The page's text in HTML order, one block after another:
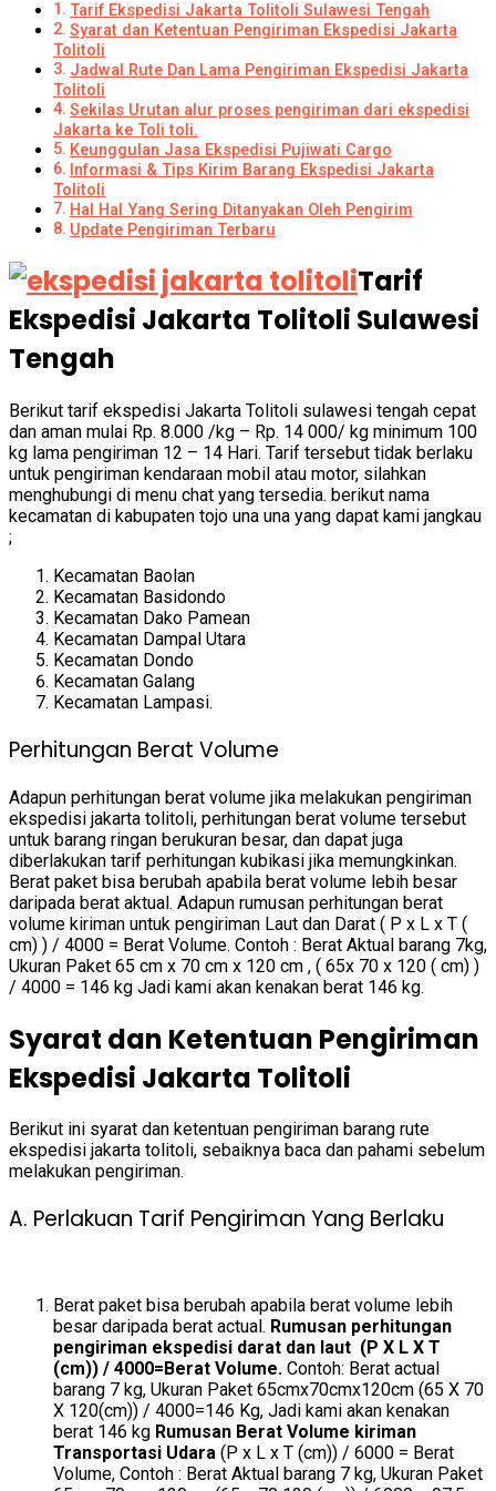
Tarif Ekspedisi Jakarta Tolitoli Sulawesi Tengah
Syarat dan Ketentuan Pengiriman Ekspedisi Jakarta
Tolitoli
Jadwal Rute Dan Lama Pengiriman Ekspedisi Jakarta
Tolitoli
Sekilas Urutan alur proses pengiriman dari ekspedisi
Jakarta ke Toli toli.
Keunggulan Jasa Ekspedisi Pujiwati Cargo
Informasi & Tips Kirim Barang Ekspedisi Jakarta
Tolitoli
Hal Hal Yang Sering Ditanyakan Oleh Pengirim
Update Pengiriman Terbaru
Tarif
Ekspedisi Jakarta Tolitoli Sulawesi
Tengah
Berikut tarif ekspedisi Jakarta Tolitoli sulawesi tengah cepat
dan aman mulai Rp. 8.000 /kg – Rp. 14 000/ kg minimum 100
kg lama pengiriman 12 – 14 Hari. Tarif tersebut tidak berlaku
untuk pengiriman kendaraan mobil atau motor, silahkan
menghubungi di menu chat yang tersedia. berikut nama
kecamatan di kabupaten tojo una una yang dapat kami jangkau
;
Kecamatan Baolan
Kecamatan Basidondo
Kecamatan Dako Pamean
Kecamatan Dampal Utara
Kecamatan Dondo
Kecamatan Galang
Kecamatan Lampasi.
Perhitungan Berat Volume
Adapun perhitungan berat volume jika melakukan pengiriman
ekspedisi jakarta tolitoli, perhitungan berat volume tersebut
untuk barang ringan berukuran besar, dan dapat juga
diberlakukan tarif perhitungan kubikasi jika memungkinkan.
Berat paket bisa berubah apabila berat volume lebih besar
daripada berat aktual. Adapun rumusan perhitungan berat
volume kiriman untuk pengiriman Laut dan Darat ( P x L x T (
cm) ) / 4000 = Berat Volume. Contoh : Berat Aktual barang 7kg,
Ukuran Paket 65 cm x 70 cm x 120 cm , ( 65x 70 x 120 ( cm) )
/ 4000 = 146 kg Jadi kami akan kenakan berat 146 kg.
Syarat dan Ketentuan Pengiriman
Ekspedisi Jakarta Tolitoli
Berikut ini syarat dan ketentuan pengiriman barang rute
ekspedisi jakarta tolitoli, sebaiknya baca dan pahami sebelum
melakukan pengiriman.
A. Perlakuan Tarif Pengiriman Yang Berlaku
Berat paket bisa berubah apabila berat volume lebih
besar daripada berat actual. Rumusan perhitungan
pengiriman ekspedisi darat dan laut (P X L X T
(cm)) / 4000=Berat Volume. Contoh: Berat actual
barang 7 kg, Ukuran Paket 65cmx70cmx120cm (65 X 70
X 120(cm)) / 4000=146 Kg, Jadi kami akan kenakan
berat 146 kg Rumusan Berat Volume kiriman
Transportasi Udara (P x L x T (cm)) / 6000 = Berat
Volume, Contoh : Berat Aktual barang 7 kg, Ukuran Paket